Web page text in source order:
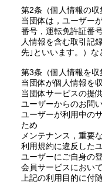
第2条（個人情報の収
当団体は，ユーザー
番号，運転免許証番
人情報を含む取引記
先｣といいます。）な
第3条（個人情報を収
当団体が個人情報を
当団体サービスの提
ユーザーからのお問
ユーザーが利用中の
ため
メンテナンス，重要
利用規約に違反した
ユーザーにご自身の
会員サービスにおい
上記の利用目的に付